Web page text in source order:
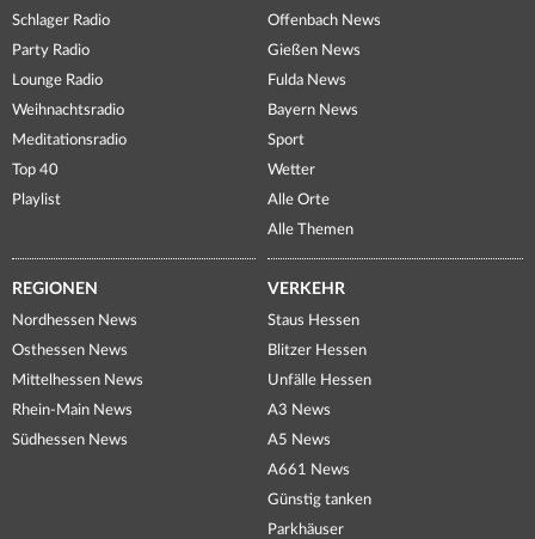
Schlager Radio
Party Radio
Lounge Radio
Weihnachtsradio
Meditationsradio
Top 40
Playlist
Offenbach News
Gießen News
Fulda News
Bayern News
Sport
Wetter
Alle Orte
Alle Themen
REGIONEN
Nordhessen News
Osthessen News
Mittelhessen News
Rhein-Main News
Südhessen News
VERKEHR
Staus Hessen
Blitzer Hessen
Unfälle Hessen
A3 News
A5 News
A661 News
Günstig tanken
Parkhäuser